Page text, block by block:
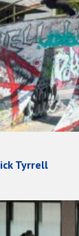
Tyrrell